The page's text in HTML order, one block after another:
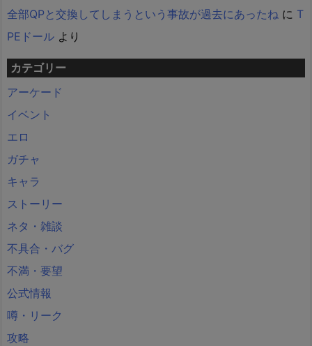
全部QPと交換してしまうという事故が過去にあったね に T
PEドール より
カテゴリー
アーケード
イベント
エロ
ガチャ
キャラ
ストーリー
ネタ・雑談
不具合・バグ
不満・要望
公式情報
噂・リーク
攻略